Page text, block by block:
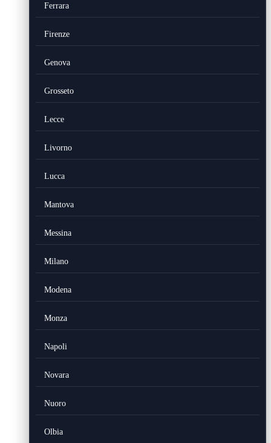
Ferrara
Firenze
Genova
Grosseto
Lecce
Livorno
Lucca
Mantova
Messina
Milano
Modena
Monza
Napoli
Novara
Nuoro
Olbia